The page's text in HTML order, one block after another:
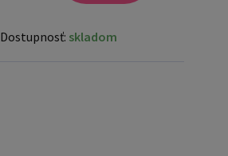
Dostupnosť: skladom